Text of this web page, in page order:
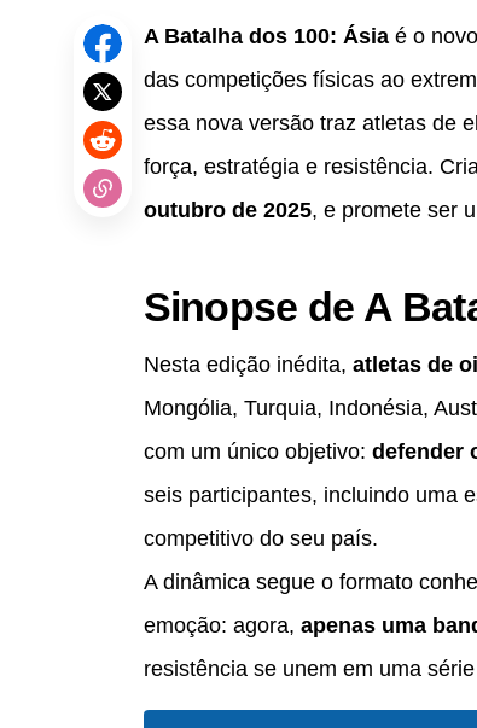
A Batalha dos 100: Ásiaé o
das competições físicas ao
essa nova versão traz atletas de
força, estratégia e resistência.
outubro de 2025, e promete ser
Sinopse de A
Nesta edição inédita, atletas de
Mongólia, Turquia, Indonésia,
com um único objetivo: defender
seis participantes, incluindo uma
competitivo do seu país.
A dinâmica segue o formato
emoção: agora, apenas uma
resistência se unem em uma